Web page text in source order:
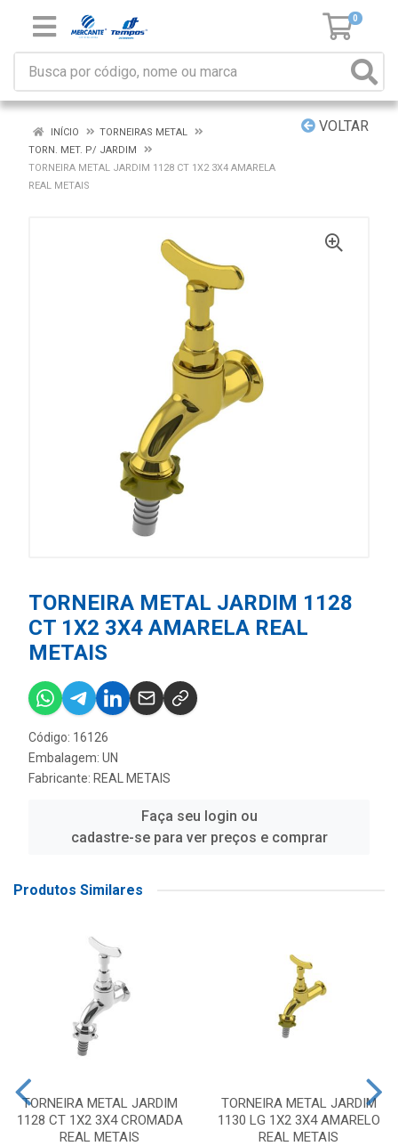
0
VOLTAR
INÍCIO
TORNEIRAS METAL
TORN. MET. P/ JARDIM
TORNEIRA METAL JARDIM 1128 CT 1X2 3X4 AMARELA
REAL METAIS
TORNEIRA METAL JARDIM 1128
CT 1X2 3X4 AMARELA REAL
METAIS
Código: 16126
Embalagem: UN
Fabricante: REAL METAIS
Faça seu login ou
cadastre-se para ver preços e comprar
Produtos Similares
TORNEIRA METAL JARDIM
1128 CT 1X2 3X4 CROMADA
REAL METAIS
TORNEIRA METAL JARDIM
1130 LG 1X2 3X4 AMARELO
REAL METAIS